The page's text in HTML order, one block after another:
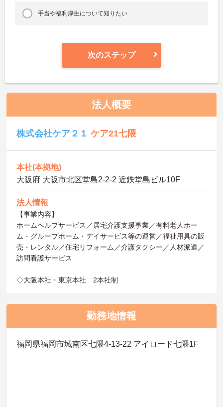
手当や福利厚生について知りたい
次のステップ
法人概要
株式会社ケア２１ケア21七隈
本社(本拠地)
大阪府 大阪市北区堂島2-2-2 近鉄堂島ビル10F
法人情報
【事業内容】
ホームヘルプサービス／居宅介護支援事業／有料老人ホー
ム・グループホーム・デイサービス等の運営／福祉用具の販
売・レンタル／住宅リフォーム／介護タクシー／人材派遣／
訪問看護サービス
◇大阪本社・東京本社 2本社制
勤務地情報
福岡県福岡市城南区七隈4-13-22 アイロード七隈1F